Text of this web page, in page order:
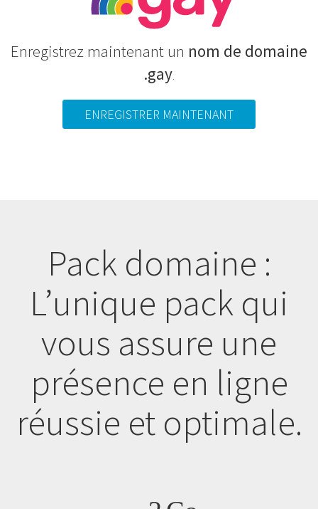
Enregistrez maintenant un nom de domaine
.gay.
ENREGISTRER MAINTENANT
Pack domaine :
L’unique pack qui
vous assure une
présence en ligne
réussie et optimale.